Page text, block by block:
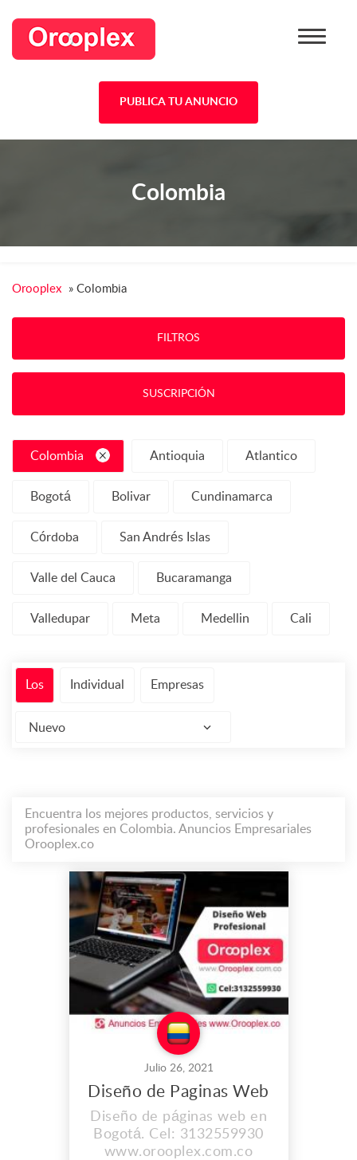
PUBLICA TU ANUNCIO
Colombia
Orooplex » Colombia
FILTROS
SUSCRIPCIÓN
Colombia Antioquia Atlantico
Bogotá Bolivar Cundinamarca
Córdoba San Andrés Islas
Valle del Cauca Bucaramanga
Valledupar Meta Medellin Cali
Los Individual Empresas
Nuevo
Encuentra los mejores productos, servicios y
profesionales en Colombia. Anuncios Empresariales
Orooplex.co
Julio 26, 2021
Diseño de Paginas Web
Diseño de páginas web en
Bogotá. Cel: 3132559930
www.orooplex.com.co